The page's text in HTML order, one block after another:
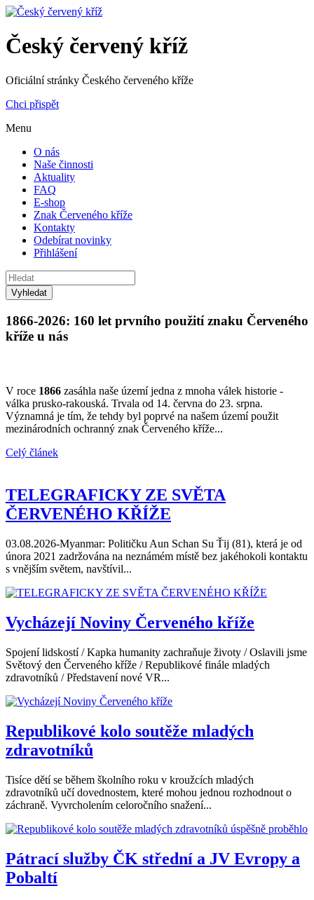
Český červený kříž
Oficiální stránky Českého červeného kříže
Chci přispět
Menu
O nás
Naše činnosti
Aktuality
FAQ
E-shop
Znak Červeného kříže
Kontakty
Odebírat novinky
Přihlášení
1866-2026: 160 let prvního použití znaku Červeného
kříže u nás
V roce 1866 zasáhla naše území jedna z mnoha válek historie -
válka prusko-rakouská. Trvala od 14. června do 23. srpna.
Významná je tím, že tehdy byl poprvé na našem území použit
mezinárodních ochranný znak Červeného kříže...
Celý článek
TELEGRAFICKY ZE SVĚTA
ČERVENÉHO KŘÍŽE
03.08.2026-Myanmar: Političku Aun Schan Su Ťij (81), která je od
února 2021 zadržována na neznámém místě bez jakéhokoli kontaktu
s vnějším světem, navštívil...
Vycházejí Noviny Červeného kříže
Spojení lidskostí / Kapka humanity zachraňuje životy / Oslavili jsme
Světový den Červeného kříže / Republikové finále mladých
zdravotníků / Představení nové VR...
Republikové kolo soutěže mladých
zdravotníků
Tisíce dětí se během školního roku v kroužcích mladých
zdravotníků učí dovednostem, které mohou jednou rozhodnout o
záchraně. Vyvrcholením celoročního snažení...
Pátrací služby ČK střední a JV Evropy a
Pobaltí